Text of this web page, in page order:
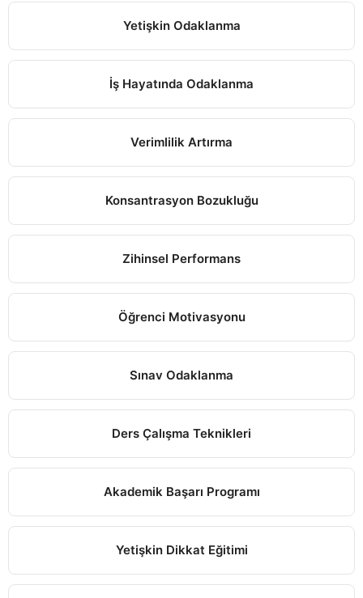
Yetişkin Odaklanma
İş Hayatında Odaklanma
Verimlilik Artırma
Konsantrasyon Bozukluğu
Zihinsel Performans
Öğrenci Motivasyonu
Sınav Odaklanma
Ders Çalışma Teknikleri
Akademik Başarı Programı
Yetişkin Dikkat Eğitimi